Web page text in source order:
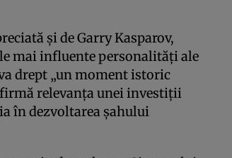
și de Garry Kasparov,
mai influente personalități ale
drept „un moment istoric
relevanța unei investiții
în dezvoltarea șahului